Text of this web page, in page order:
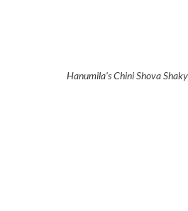
Hanumila's Chini Shova